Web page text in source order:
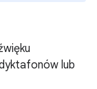
lub